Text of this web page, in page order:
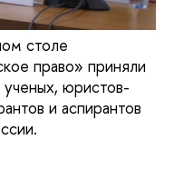
столе
право» приняли
юристов-
и аспирантов